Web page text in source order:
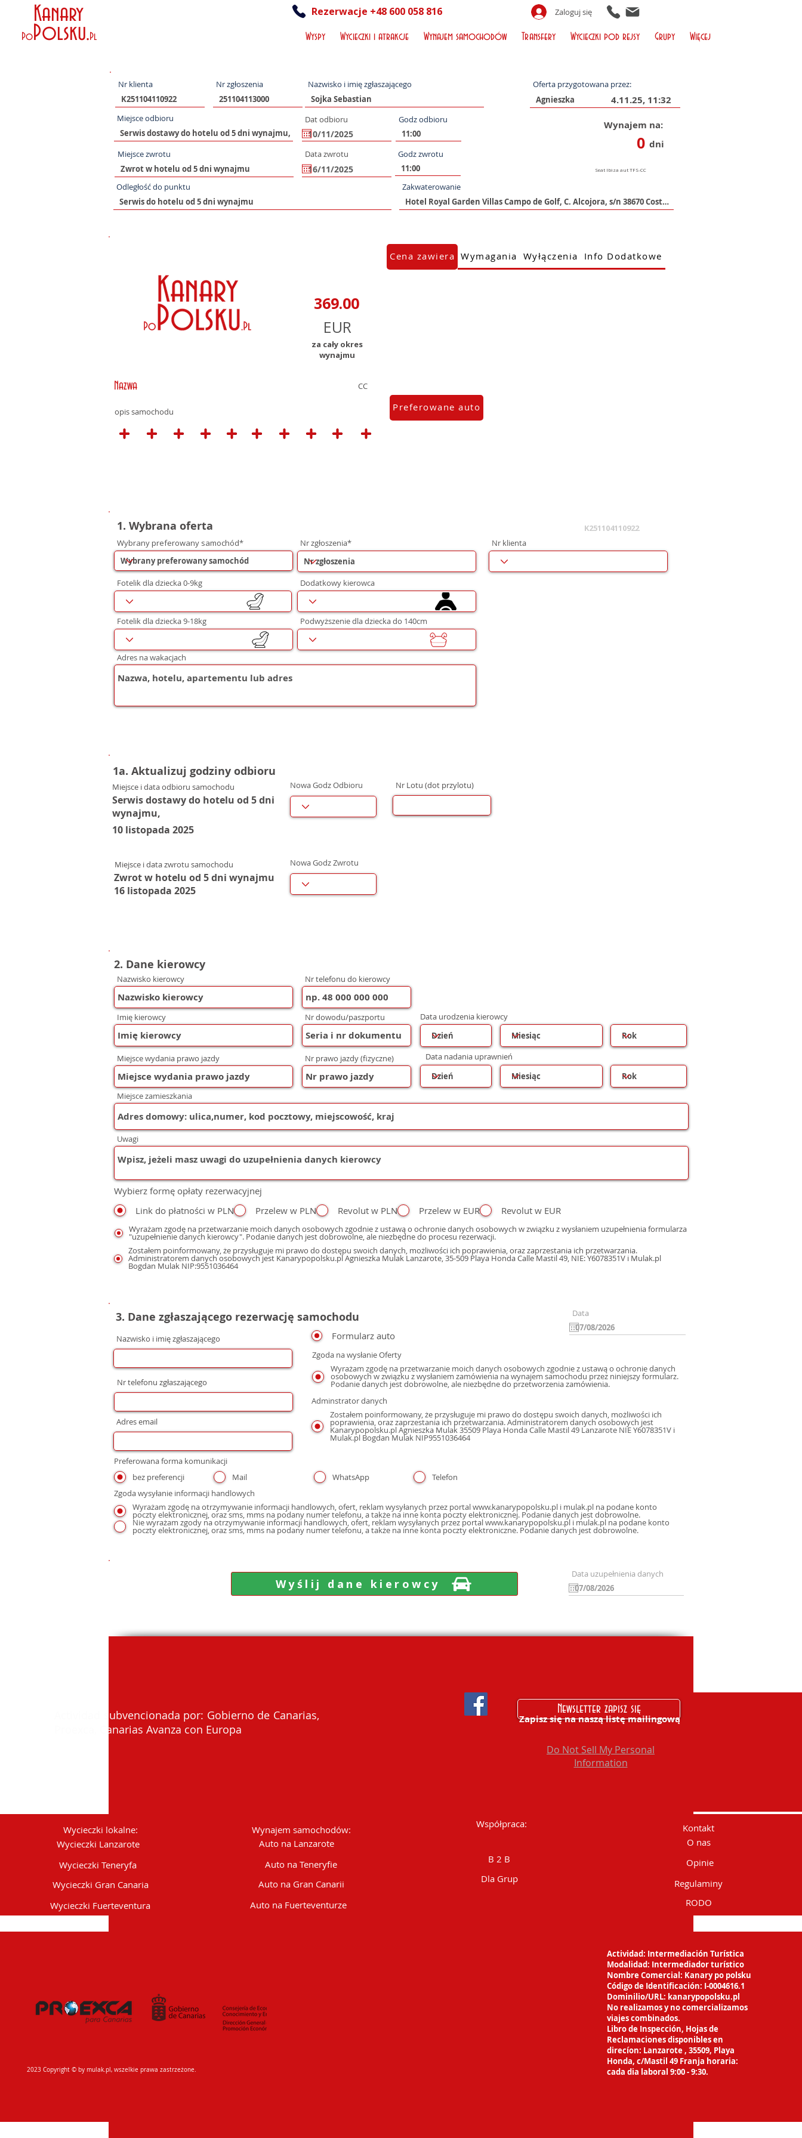
Kanary
PoPolsku.Pl
Rezerwacje +48 600 058 816 Zaloguj się
Wyspy Wycieczki i atrakcje Wynajem samochodów Transfery Wycieczki pod rejsy Grupy Więcej
Nr klienta Nr zgłoszenia Nazwisko i imię zgłaszającego Oferta przygotowana przez:
4.11.25, 11:32
Miejsce odbioru Dat odbioru Godz odbioru
Miejsce zwrotu Data zwrotu Godz zwrotu
Wynajem na:
0 dni
Odległość do punktu Zakwaterowanie
za cały okres
wynajmu
Nazwa CC
opis samochodu
Cena zawiera Wymagania Wyłączenia Info Dodatkowe
Preferowane auto
1. Wybrana oferta
Wybrany preferowany samochód* Nr zgłoszenia*
Fotelik dla dziecka 0-9kg Dodatkowy kierowca
Fotelik dla dziecka 9-18kg Podwyższenie dla dziecka do 140cm
Adres na wakacjach
K251104110922
Nr klienta
1a. Aktualizuj godziny odbioru
Miejsce i data odbioru samochodu
Serwis dostawy do hotelu od 5 dni
wynajmu,
10 listopada 2025
Nowa Godz Odbioru Nr Lotu (dot przylotu)
Miejsce i data zwrotu samochodu
Zwrot w hotelu od 5 dni wynajmu
16 listopada 2025
Nowa Godz Zwrotu
2. Dane kierowcy
Nazwisko kierowcy
Imię kierowcy
Nr telefonu do kierowcy
Nr dowodu/paszportu Data urodzenia kierowcy
Miejsce wydania prawo jazdy Nr prawo jazdy (fizyczne) Data nadania uprawnień
Miejsce zamieszkania
Uwagi
Wybierz formę opłaty rezerwacyjnej
Link do płatności w PLN
Przelew w PLN Revolut w PLN Przelew w EUR Revolut w EUR
Wyrażam zgodę na przetwarzanie moich danych osobowych zgodnie z ustawą o ochronie danych osobowych w związku z wysłaniem uzupełnienia formularza
"uzupełnienie danych kierowcy". Podanie danych jest dobrowolne, ale niezbędne do procesu rezerwacji.
Zostałem poinformowany, że przysługuje mi prawo do dostępu swoich danych, możliwości ich poprawienia, oraz zaprzestania ich przetwarzania.
Administratorem danych osobowych jest Kanarypopolsku.pl Agnieszka Mulak Lanzarote, 35-509 Playa Honda Calle Mastil 49, NIE: Y6078351V i Mulak.pl
Bogdan Mulak NIP:9551036464
3. Dane zgłaszającego rezerwację samochodu
Formularz auto
Data
Nr telefonu zgłaszającego
Zgoda na wysłanie Oferty
Wyrażam zgodę na przetwarzanie moich danych osobowych zgodnie z ustawą o ochronie danych
osobowych w związku z wysłaniem zamówienia na wynajem samochodu przez niniejszy formularz.
Podanie danych jest dobrowolne, ale niezbędne do przetworzenia zamówienia.
Adminstrator danych
Zostałem poinformowany, że przysługuje mi prawo do dostępu swoich danych, możliwości ich
poprawienia, oraz zaprzestania ich przetwarzania. Administratorem danych osobowych jest
Kanarypopolsku.pl Agnieszka Mulak 35509 Playa Honda Calle Mastil 49 Lanzarote NIE Y6078351V i
Mulak.pl Bogdan Mulak NIP9551036464
Nazwisko i imię zgłaszającego
Adres email
Preferowana forma komunikacji
bez preferencji
Mail WhatsApp
Telefon
Zgoda wysyłanie informacji handlowych
Wyrażam zgodę na otrzymywanie informacji handlowych, ofert, reklam wysyłanych przez portal www.kanarypopolsku.pl i mulak.pl na podane konto
poczty elektronicznej, oraz sms, mms na podany numer telefonu, a także na inne konta poczty elektronicznej. Podanie danych jest dobrowolne.
Nie wyrażam zgody na otrzymywanie informacji handlowych, ofert, reklam wysyłanych przez portal www.kanarypopolsku.pl i mulak.pl na podane konto
poczty elektronicznej, oraz sms, mms na podany numer telefonu, a także na inne konta poczty elektroniczne. Podanie danych jest dobrowolne.
Wyślij dane kierowcy
Data uzupełnienia danych
Actividad subvencionada por: Gobierno de Canarias,
Proexca, Canarias Avanza con Europa
Newsletter zapisz się
Zapisz się na naszą listę mailingową
Do Not Sell My Personal
Information
Wycieczki lokalne:
Wycieczki Lanzarote
Wycieczki Teneryfa
Wycieczki Gran Canaria
Wycieczki Fuerteventura
Wynajem samochodów:
Auto na Lanzarote
Auto na Teneryfie
Auto na Gran Canarii
Auto na Fuerteventurze
Współpraca:
B 2 B
Dla Grup
Kontakt
O nas
Opinie
Regulaminy
RODO
2023 Copyright © by mulak.pl, wszelkie prawa zastrzeżone.
Actividad: Intermediación Turística
Modalidad: Intermediador turístico
Nombre Comercial: Kanary po polsku
Código de Identificación: I-0004616.1
Dominilio/URL: kanarypopolsku.pl
No realizamos y no comercializamos
viajescombinados.
Libro de Inspección, Hojas de
Reclamacionesdisponibles en
direcíon: Lanzarote , 35509, Playa
Honda, c/Mastil 49 Franja horaria:
cada dia laboral 9:00 - 9:30.